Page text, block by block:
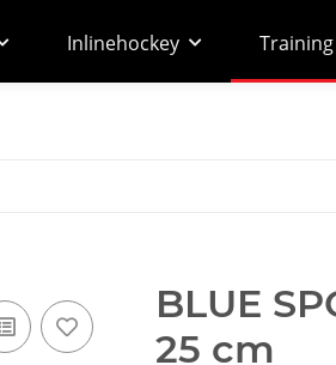
Inlinehockey Training
BLUE
25 cm